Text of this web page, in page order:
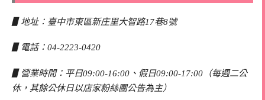
▋地址：臺中市東區新庄里大智路17巷8號
▋電話：04-2223-0420
▋營業時間：平日09:00-16:00、假日09:00-17:00（每週二公
休，其餘公休日以店家粉絲團公告為主）